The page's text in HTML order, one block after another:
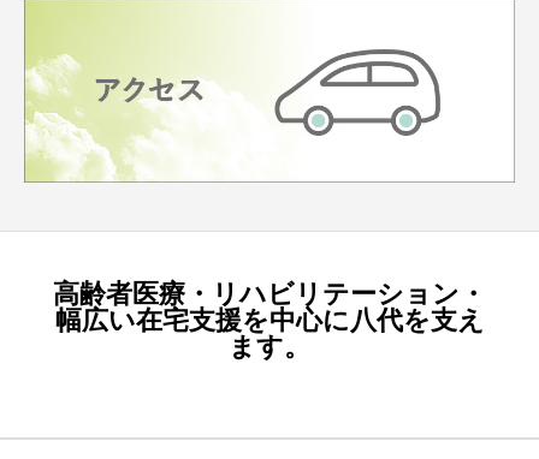
高齢者医療・リハビリテーション・
幅広い在宅支援を中心に八代を支え
ます。